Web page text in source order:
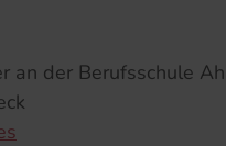
an der Berufsschule